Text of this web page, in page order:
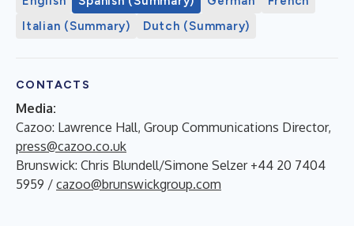
Italian (Summary)
Dutch (Summary)
CONTACTS
Media:
Cazoo: Lawrence Hall, Group Communications Director,
press@cazoo.co.uk
Brunswick: Chris Blundell/Simone Selzer +44 20 7404
5959 / cazoo@brunswickgroup.com